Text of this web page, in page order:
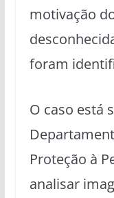
motivação
foram
O caso está
Proteção à
analisar